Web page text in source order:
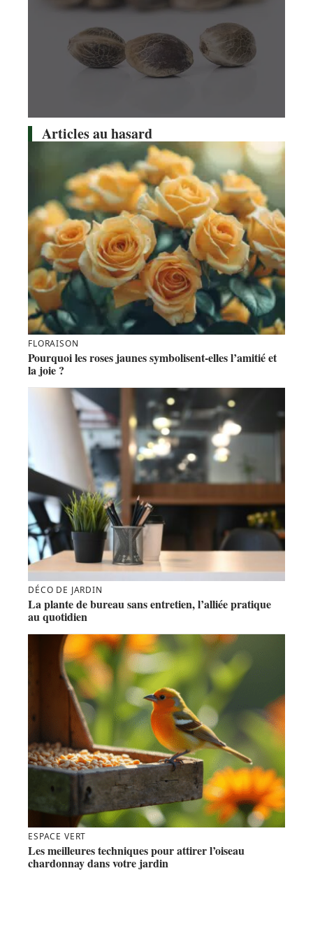
Articles au hasard
FLORAISON
Pourquoi les roses jaunes symbolisent-elles l’amitié et
la joie ?
DÉCO DE JARDIN
La plante de bureau sans entretien, l’alliée pratique
au quotidien
ESPACE VERT
Les meilleures techniques pour attirer l’oiseau
chardonnay dans votre jardin